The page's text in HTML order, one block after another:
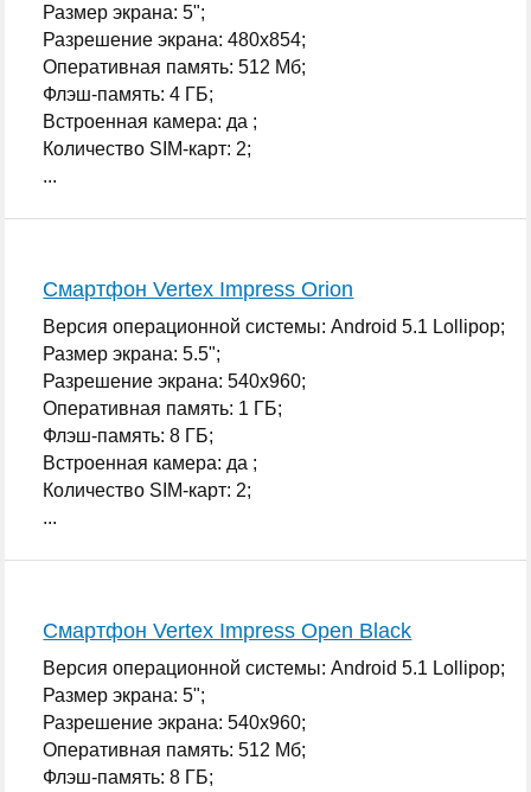
Размер экрана: 5";
Разрешение экрана: 480x854;
Оперативная память: 512 Мб;
Флэш-память: 4 ГБ;
Встроенная камера: да ;
Количество SIM-карт: 2;
...
Смартфон Vertex Impress Orion
Версия операционной системы: Android 5.1 Lollipop;
Размер экрана: 5.5";
Разрешение экрана: 540x960;
Оперативная память: 1 ГБ;
Флэш-память: 8 ГБ;
Встроенная камера: да ;
Количество SIM-карт: 2;
...
Смартфон Vertex Impress Open Black
Версия операционной системы: Android 5.1 Lollipop;
Размер экрана: 5";
Разрешение экрана: 540x960;
Оперативная память: 512 Мб;
Флэш-память: 8 ГБ;